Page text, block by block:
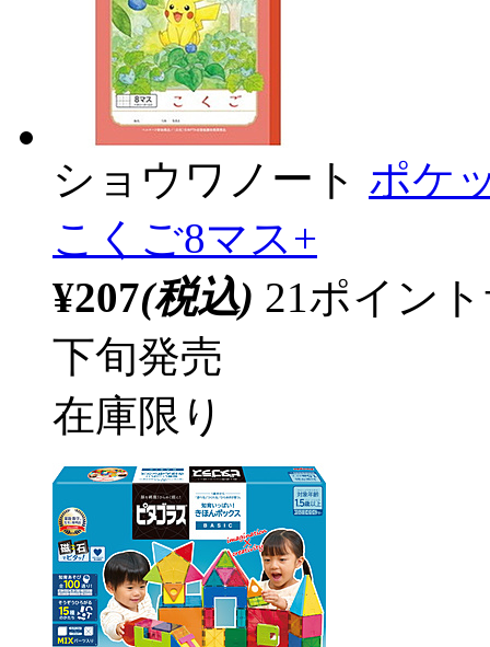
ショウワノート ポケ
こくご8マス+
¥207(税込) 21ポイン
下旬発売
在庫限り